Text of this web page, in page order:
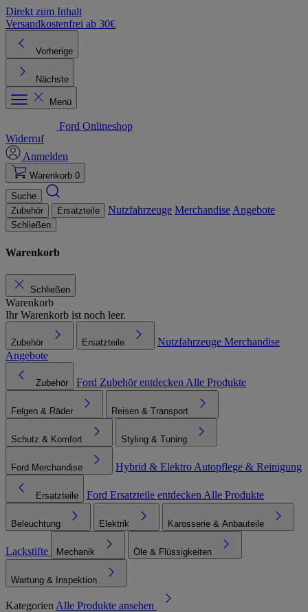
Direkt zum Inhalt
Versandkostenfrei ab 30€
Vorherige
Nächste
Menü
Ford Onlineshop
Widerruf
Anmelden
Warenkorb 0
Suche
Zubehör
Ersatzteile Nutzfahrzeuge Merchandise Angebote
Schließen
Warenkorb
Schließen
Warenkorb
Ihr Warenkorb ist noch leer.
Zubehör Ersatzteile Nutzfahrzeuge Merchandise
Angebote
Zubehör Ford Zubehör entdecken Alle Produkte
Felgen & Räder Reisen & Transport
Schutz & Komfort Styling & Tuning
Ford Merchandise Hybrid & Elektro Autopflege & Reinigung
Ersatzteile Ford Ersatzteile entdecken Alle Produkte
Beleuchtung Elektrik Karosserie & Anbauteile
Lackstifte Mechanik Öle & Flüssigkeiten
Wartung & Inspektion
Kategorien Alle Produkte ansehen